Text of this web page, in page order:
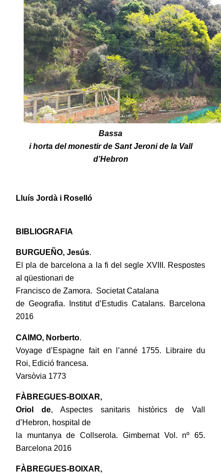
Bassa
i horta del monestir de Sant Jeroni de la Vall
d’Hebron
Lluís Jordà i Roselló
BIBLIOGRAFIA
BURGUEÑO, Jesús.
El pla de barcelona a la fi del segle XVIII. Respostes
al qüestionari de
Francisco de Zamora. Societat Catalana
de Geografia. Institut d’Estudis Catalans. Barcelona
2016
CAIMO, Norberto.
Voyage d’Espagne fait en l’anné 1755. Libraire du
Roi, Edició francesa.
Varsòvia 1773
FÀBREGUES-BOIXAR,
Oriol de, Aspectes sanitaris històrics de Vall
d’Hebron, hospital de
la muntanya de Collserola. Gimbernat Vol. nº 65.
Barcelona 2016
FÀBREGUES-BOIXAR,